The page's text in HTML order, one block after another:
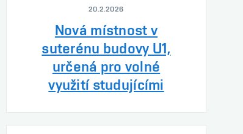
20.2.2026
Nová místnost v
suterénu budovy U1,
určená pro volné
využití studujícími